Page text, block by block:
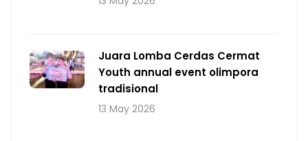
Juara Lomba Cerdas Cermat
Youth annual event olimpora
tradisional
13 May 2026